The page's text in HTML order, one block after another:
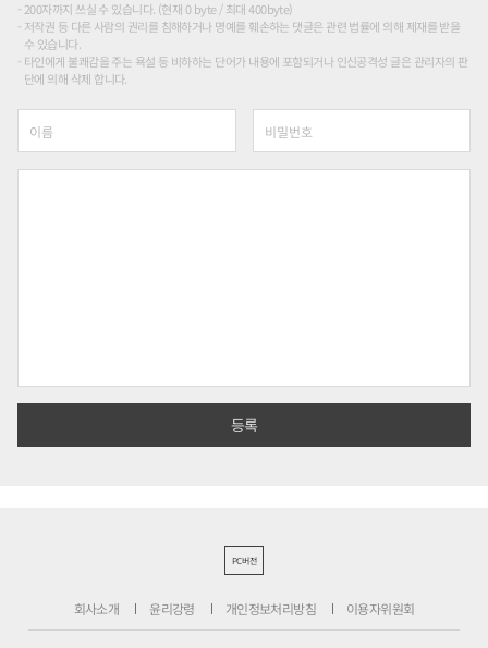
200자까지 쓰실 수 있습니다. (현재 0 byte / 최대 400byte)
저작권 등 다른 사람의 권리를 침해하거나 명예를 훼손하는 댓글은 관련 법률에 의해 제재를 받을
수 있습니다.
타인에게 불쾌감을 주는 욕설 등 비하하는 단어가 내용에 포함되거나 인신공격성 글은 관리자의 판
단에 의해 삭제 합니다.
PC버전
회사소개 윤리강령 개인정보처리방침 이용자위원회